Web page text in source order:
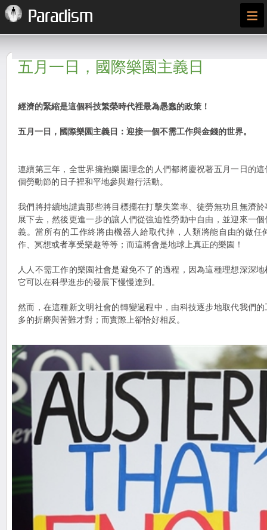
Paradism ≡
五月一日，國際樂園主義日
經濟的緊縮是這個科技繁榮時代裡最為愚蠢的政策！
五月一日，國際樂園主義日：迎接一個不需工作與金錢的世界。
連續第三年，全世界擁抱樂園理念的人們都將慶祝著五月一日的
個勞動節的日子裡和平地參與遊行活動。
我們將持續地譴責那些將目標擺在打擊失業率、徒勞無功且無濟
展下去，然後更進一步的讓人們從強迫性勞動中自由，並迎來一
義。當所有的工作終將由機器人給取代掉，人類將能自由的做任
作、冥想或者享受樂趣等等；而這將會是地球上真正的樂園！
人人不需工作的樂園社會是避免不了的過程，因為這種理想深深
它可以在科學進步的發展下慢慢達到。
然而，在這種新文明社會的轉變過程中，由科技逐步地取代我們
多的折磨與苦難才對；而實際上卻恰好相反。